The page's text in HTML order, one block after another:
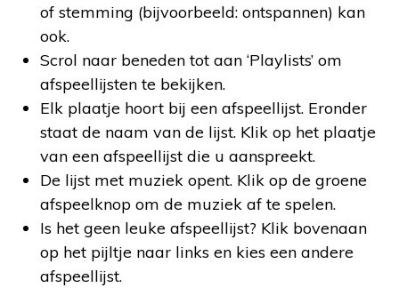
of stemming (bijvoorbeeld: ontspannen) kan
ook.
Scrol naar beneden tot aan ‘Playlists’ om
afspeellijsten te bekijken.
Elk plaatje hoort bij een afspeellijst. Eronder
staat de naam van de lijst. Klik op het plaatje
van een afspeellijst die u aanspreekt.
De lijst met muziek opent. Klik op de groene
afspeelknop om de muziek af te spelen.
Is het geen leuke afspeellijst? Klik bovenaan
op het pijltje naar links en kies een andere
afspeellijst.